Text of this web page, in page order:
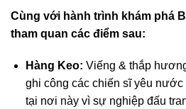
Cùng với hành trình khám phá
tham quan các điểm sau:
Hàng Keo: Viếng & thắp
ghi công các chiến sĩ yêu
tại nơi này vì sự nghiệp đấu